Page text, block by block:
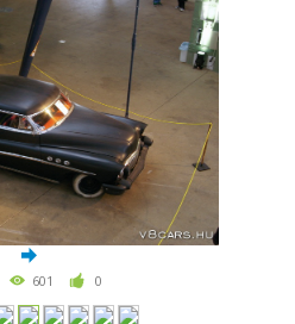
601 0